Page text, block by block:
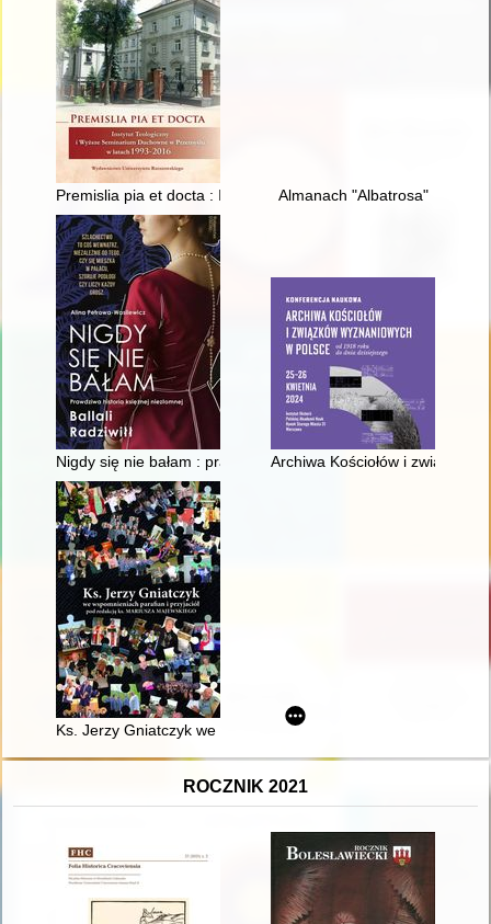
Premislia pia et docta : Instytut Teologiczny i Wyższe
Almanach "Albatrosa"
Nigdy się nie bałam : prawdziwa historia księżnej niezłomnej
Archiwa Kościołów i związków
Ks. Jerzy Gniatczyk we wspomnieniach parafian i przyjaciół
ROCZNIK 2021